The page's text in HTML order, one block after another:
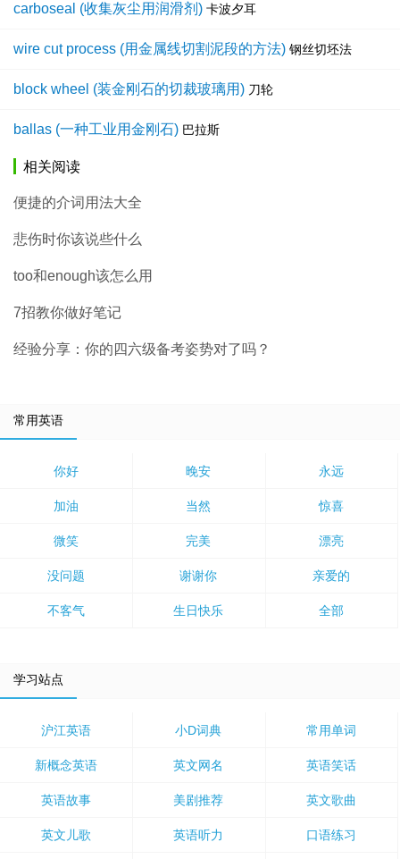
carboseal (收集灰尘用润滑剂) 卡波夕耳
wire cut process (用金属线切割泥段的方法) 钢丝切坯法
block wheel (装金刚石的切裁玻璃用) 刀轮
ballas (一种工业用金刚石) 巴拉斯
相关阅读
便捷的介词用法大全
悲伤时你该说些什么
too和enough该怎么用
7招教你做好笔记
经验分享：你的四六级备考姿势对了吗？
常用英语
你好 晚安 永远
加油 当然 惊喜
微笑 完美 漂亮
没问题 谢谢你 亲爱的
不客气 生日快乐 全部
学习站点
沪江英语 小D词典 常用单词
新概念英语 英文网名 英语笑话
英语故事 美剧推荐 英文歌曲
英文儿歌 英语听力 口语练习